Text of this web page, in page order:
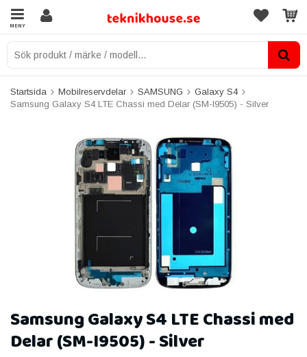
MENY
Startsida Mobilreservdelar SAMSUNG
Galaxy S4
Samsung Galaxy S4 LTE Chassi med Delar (SM-I9505) - Silver
Samsung Galaxy S4 LTE Chassi med
Delar (SM-I9505) - Silver